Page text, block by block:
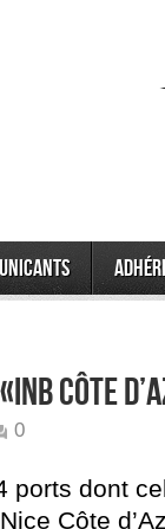
CÔTE
0
ports dont
Côte